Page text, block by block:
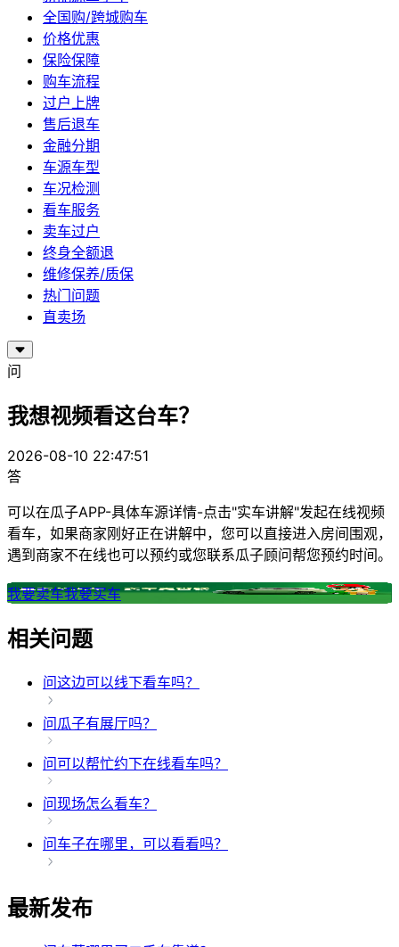
全国购/跨城购车
价格优惠
保险保障
购车流程
过户上牌
售后退车
金融分期
车源车型
车况检测
看车服务
卖车过户
终身全额退
维修保养/质保
热门问题
直卖场
问
我想视频看这台车？
2026-08-10 22:47:51
答
可以在瓜子APP-具体车源详情-点击"实车讲解"发起在线视频
看车，如果商家刚好正在讲解中，您可以直接进入房间围观，
遇到商家不在线也可以预约或您联系瓜子顾问帮您预约时间。
我要卖车我要买车
相关问题
问这边可以线下看车吗？
问瓜子有展厅吗？
问可以帮忙约下在线看车吗？
问现场怎么看车？
问车子在哪里，可以看看吗？
最新发布